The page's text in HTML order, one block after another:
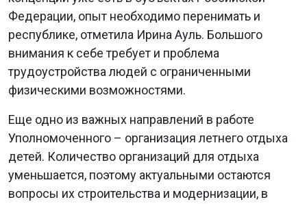
Федерации, опыт необходимо перенимать и
республике, отметила Ирина Ауль. Большого
внимания к себе требует и проблема
трудоустройства людей с ограниченными
физическими возможностями.
Еще одно из важных направлений в работе
Уполномоченного – организация летнего отдыха
детей. Количество организаций для отдыха
уменьшается, поэтому актуальными остаются
вопросы их строительства и модернизации, в